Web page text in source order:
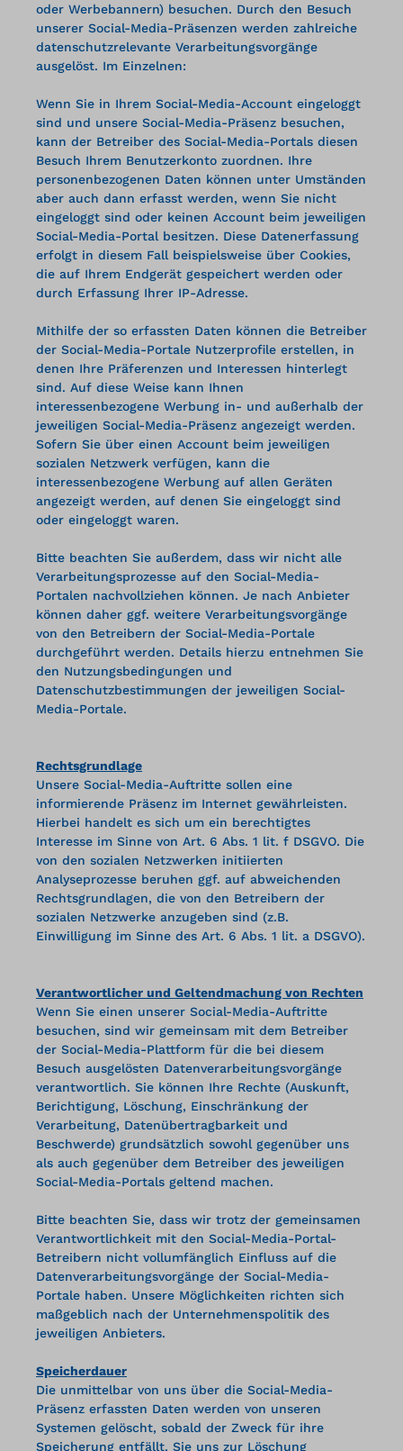
oder Werbebannern) besuchen. Durch den Besuch
unserer Social-Media-Präsenzen werden zahlreiche
datenschutzrelevante Verarbeitungsvorgänge
ausgelöst. Im Einzelnen:
Wenn Sie in Ihrem Social-Media-Account eingeloggt
sind und unsere Social-Media-Präsenz besuchen,
kann der Betreiber des Social-Media-Portals diesen
Besuch Ihrem Benutzerkonto zuordnen. Ihre
personenbezogenen Daten können unter Umständen
aber auch dann erfasst werden, wenn Sie nicht
eingeloggt sind oder keinen Account beim jeweiligen
Social-Media-Portal besitzen. Diese Datenerfassung
erfolgt in diesem Fall beispielsweise über Cookies,
die auf Ihrem Endgerät gespeichert werden oder
durch Erfassung Ihrer IP-Adresse.
Mithilfe der so erfassten Daten können die Betreiber
der Social-Media-Portale Nutzerprofile erstellen, in
denen Ihre Präferenzen und Interessen hinterlegt
sind. Auf diese Weise kann Ihnen
interessenbezogene Werbung in- und außerhalb der
jeweiligen Social-Media-Präsenz angezeigt werden.
Sofern Sie über einen Account beim jeweiligen
sozialen Netzwerk verfügen, kann die
interessenbezogene Werbung auf allen Geräten
angezeigt werden, auf denen Sie eingeloggt sind
oder eingeloggt waren.
Bitte beachten Sie außerdem, dass wir nicht alle
Verarbeitungsprozesse auf den Social-Media-
Portalen nachvollziehen können. Je nach Anbieter
können daher ggf. weitere Verarbeitungsvorgänge
von den Betreibern der Social-Media-Portale
durchgeführt werden. Details hierzu entnehmen Sie
den Nutzungsbedingungen und
Datenschutzbestimmungen der jeweiligen Social-
Media-Portale.
Rechtsgrundlage
Unsere Social-Media-Auftritte sollen eine
informierende Präsenz im Internet gewährleisten.
Hierbei handelt es sich um ein berechtigtes
Interesse im Sinne von Art. 6 Abs. 1 lit. f DSGVO. Die
von den sozialen Netzwerken initiierten
Analyseprozesse beruhen ggf. auf abweichenden
Rechtsgrundlagen, die von den Betreibern der
sozialen Netzwerke anzugeben sind (z.B.
Einwilligung im Sinne des Art. 6 Abs. 1 lit. a DSGVO).
Verantwortlicher und Geltendmachung von Rechten
Wenn Sie einen unserer Social-Media-Auftritte
besuchen, sind wir gemeinsam mit dem Betreiber
der Social-Media-Plattform für die bei diesem
Besuch ausgelösten Datenverarbeitungsvorgänge
verantwortlich. Sie können Ihre Rechte (Auskunft,
Berichtigung, Löschung, Einschränkung der
Verarbeitung, Datenübertragbarkeit und
Beschwerde) grundsätzlich sowohl gegenüber uns
als auch gegenüber dem Betreiber des jeweiligen
Social-Media-Portals geltend machen.
Bitte beachten Sie, dass wir trotz der gemeinsamen
Verantwortlichkeit mit den Social-Media-Portal-
Betreibern nicht vollumfänglich Einfluss auf die
Datenverarbeitungsvorgänge der Social-Media-
Portale haben. Unsere Möglichkeiten richten sich
maßgeblich nach der Unternehmenspolitik des
jeweiligen Anbieters.
Speicherdauer
Die unmittelbar von uns über die Social-Media-
Präsenz erfassten Daten werden von unseren
Systemen gelöscht, sobald der Zweck für ihre
Speicherung entfällt, Sie uns zur Löschung